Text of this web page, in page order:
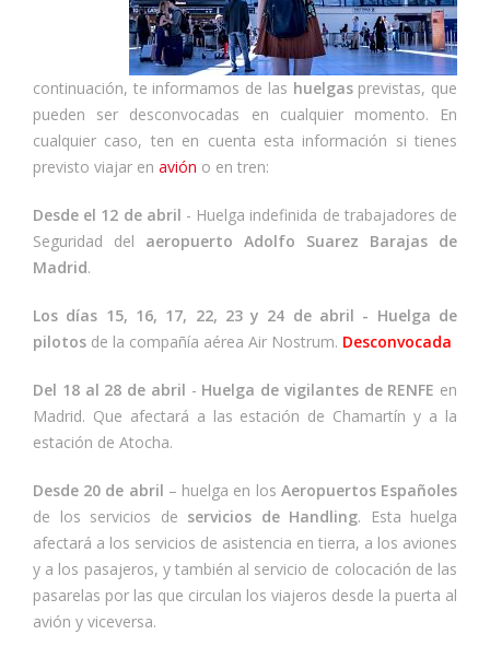
continuación, te informamos de las huelgasprevistas, que
pueden ser desconvocadas en cualquier momento. En
cualquier caso, ten en cuenta esta información si tienes
previsto viajar en avión o en tren:
Desde el 12 de abril - Huelga indefinida de trabajadores de
Seguridad del aeropuerto Adolfo Suarez Barajas de
Madrid.
Los días 15, 16, 17, 22, 23 y 24 de abril - Huelga de
pilotos de la compañía aérea Air Nostrum. Desconvocada
Del 18 al 28 de abril - Huelga de vigilantes de RENFE en
Madrid. Que afectará a las estación de Chamartín y a la
estación de Atocha.
Desde 20 de abril – huelga en los Aeropuertos Españoles
de los servicios de servicios de Handling. Esta huelga
afectará a los servicios de asistencia en tierra, a los aviones
y a los pasajeros, y también al servicio de colocación de las
pasarelas por las que circulan los viajeros desde la puerta al
avión y viceversa.